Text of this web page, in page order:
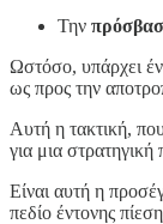
Την
Ωστόσο, υπάρχει
ως προς την
Αυτή η τακτική,
για μια
Είναι αυτή η
πεδίο έντονης